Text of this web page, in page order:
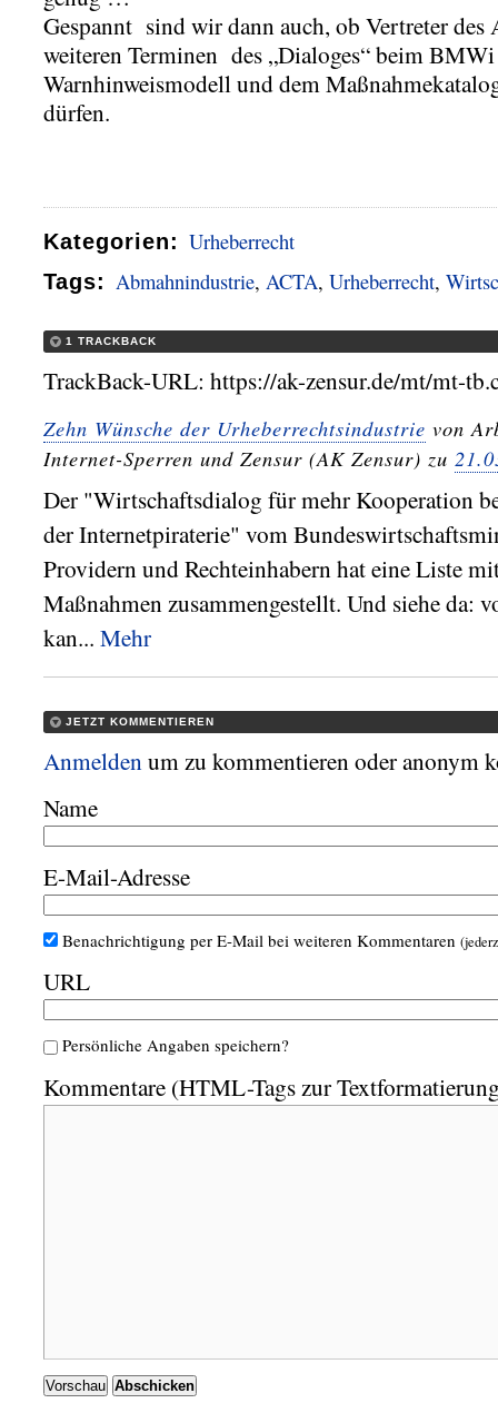
Gespannt sind wir dann auch, ob Vertreter des
weiteren Terminen des „Dialoges“ beim
Warnhinweismodell und dem
dürfen.
Kategorien: Urheberrecht
Tags: Abmahnindustrie, ACTA, Urheberrecht,
1 TRACKBACK
TrackBack-URL: https://ak-zensur.de/mt/mt-
Zehn Wünsche der Urheberrechtsindustrie von
Internet-Sperren und Zensur (AK Zensur) zu
Der "Wirtschaftsdialog für mehr Kooperation
der Internetpiraterie" vom
Providern und Rechteinhabern hat eine Liste
Maßnahmen zusammengestellt. Und siehe da:
kan... Mehr
JETZT KOMMENTIEREN
Anmeldenum zu kommentieren oder anonym
Name
E-Mail-Adresse
Benachrichtigung per E-Mail bei weiteren Kommentaren
URL
Persönliche Angaben speichern?
Kommentare (HTML-Tags zur